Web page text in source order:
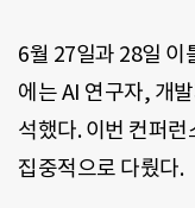
6월 27일과 28일 이
에는 AI 연구자, 개
석했다. 이번 컨퍼
집중적으로 다뤘다.